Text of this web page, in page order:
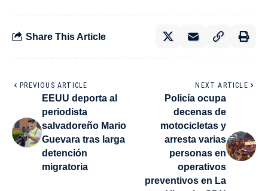
Share This Article
PREVIOUS ARTICLE
EEUU deporta al
periodista
salvadoreño Mario
Guevara tras larga
detención
migratoria
NEXT ARTICLE
Policía ocupa
decenas de
motocicletas y
arresta varias
personas en
operativos
preventivos en La